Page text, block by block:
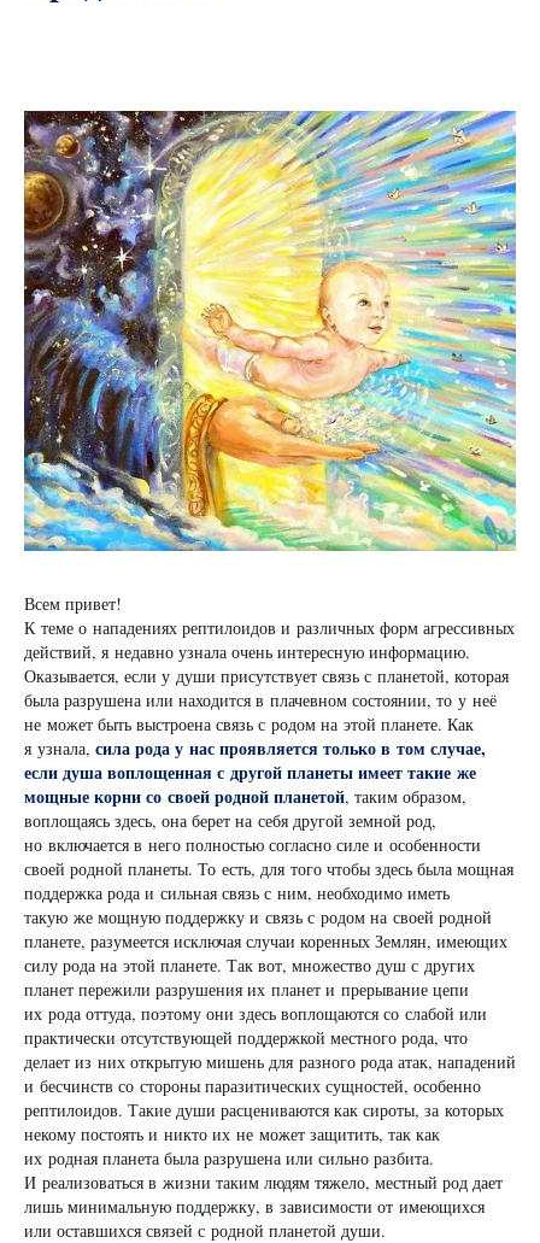
Всем привет!
К теме о нападениях рептилоидов и различных форм агрессивных
действий, я недавно узнала очень интересную информацию.
Оказывается, если у души присутствует связь с планетой, которая
была разрушена или находится в плачевном состоянии, то у неё
не может быть выстроена связь с родом на этой планете. Как
я узнала, сила рода у нас проявляется только в том случае,
если душа воплощенная с другой планеты имеет такие же
мощные корни со своей родной планетой, таким образом,
воплощаясь здесь, она берет на себя другой земной род,
но включается в него полностью согласно силе и особенности
своей родной планеты. То есть, для того чтобы здесь была мощная
поддержка рода и сильная связь с ним, необходимо иметь
такую же мощную поддержку и связь с родом на своей родной
планете, разумеется исключая случаи коренных Землян, имеющих
силу рода на этой планете. Так вот, множество душ с других
планет пережили разрушения их планет и прерывание цепи
их рода оттуда, поэтому они здесь воплощаются со слабой или
практически отсутствующей поддержкой местного рода, что
делает из них открытую мишень для разного рода атак, нападений
и бесчинств со стороны паразитических сущностей, особенно
рептилоидов. Такие души расцениваются как сироты, за которых
некому постоять и никто их не может защитить, так как
их родная планета была разрушена или сильно разбита.
И реализоваться в жизни таким людям тяжело, местный род дает
лишь минимальную поддержку, в зависимости от имеющихся
или оставшихся связей с родной планетой души.